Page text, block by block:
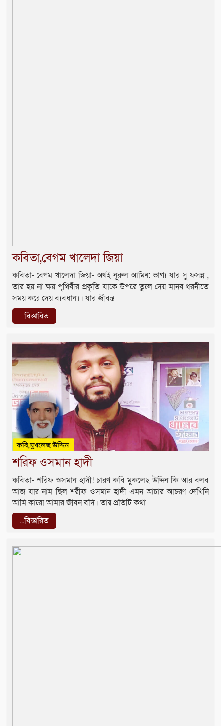
কবিতা,বেগম খালেদা জিয়া
কবিতা- বেগম খালেদা জিয়া- অথই নূরুল আমিন: ভাগ‍্য যার সু ফসন্ন ,
তার হয় না ক্ষয় পৃথিবীর প্রকৃতি যাকে উপরে তুলে দেয় মানব ধরনীতে
সময় করে দেয় ব‍্যবধান।। যার জীবন্ত
...বিস্তারিত
শরিফ ওসমান হাদী
কবিতা- শরিফ ওসমান হাদী! চারণ কবি মুকলেছ উদ্দিন কি আর বলব
আজ‌‌ যার নাম ছিল শরীফ ওসমান হাদী এমন আচার আচরণ দেখিনি
আমি কারো আমার জীবন বদি। তার প্রতিটি কথা
...বিস্তারিত